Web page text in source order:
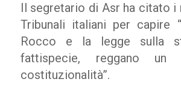
Il segretario di Asr ha citato i
Tribunali italiani per capire
Rocco e la legge sulla
fattispecie, reggano un
costituzionalità”.